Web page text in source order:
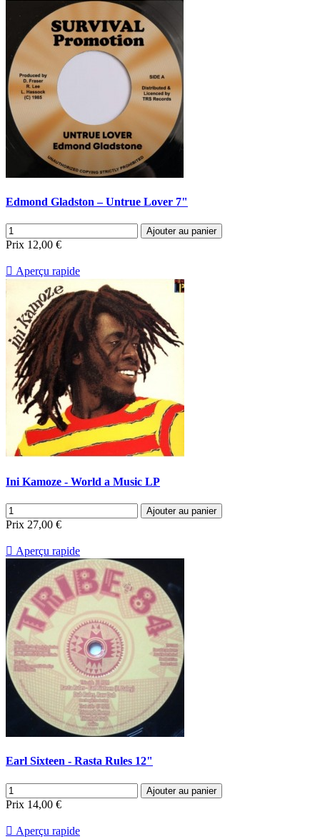
Edmond Gladston ‎– Untrue Lover 7"
Ajouter au panier
Prix 12,00 €
 Aperçu rapide
Ini Kamoze - World a Music LP
Ajouter au panier
Prix 27,00 €
 Aperçu rapide
Earl Sixteen - Rasta Rules 12"
Ajouter au panier
Prix 14,00 €
 Aperçu rapide